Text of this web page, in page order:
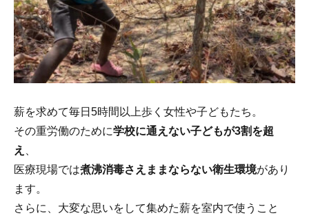
薪を求めて毎日5時間以上歩く女性や子どもたち。
その重労働のために学校に通えない子どもが3割を超
え
医療現場では煮沸消毒さえままならない衛生環境があり
ます。
さらに、大変な思いをして集めた薪を室内で使うこと